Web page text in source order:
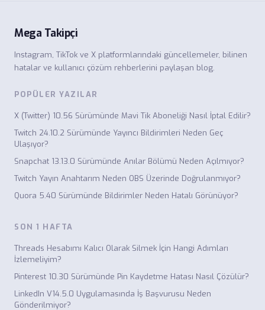
Mega Takipçi
Instagram, TikTok ve X platformlarındaki güncellemeler, bilinen
hatalar ve kullanıcı çözüm rehberlerini paylaşan blog.
POPÜLER YAZILAR
X (Twitter) 10.56 Sürümünde Mavi Tik Aboneliği Nasıl İptal Edilir?
Twitch 24.10.2 Sürümünde Yayıncı Bildirimleri Neden Geç
Ulaşıyor?
Snapchat 13.13.0 Sürümünde Anılar Bölümü Neden Açılmıyor?
Twitch Yayın Anahtarım Neden OBS Üzerinde Doğrulanmıyor?
Quora 5.40 Sürümünde Bildirimler Neden Hatalı Görünüyor?
SON 1 HAFTA
Threads Hesabımı Kalıcı Olarak Silmek İçin Hangi Adımları
İzlemeliyim?
Pinterest 10.30 Sürümünde Pin Kaydetme Hatası Nasıl Çözülür?
LinkedIn V14.5.0 Uygulamasında İş Başvurusu Neden
Gönderilmiyor?